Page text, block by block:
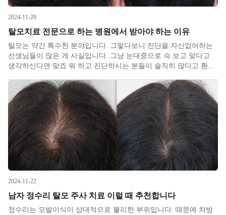
2024-11-28
탈모치료 전문으로 하는 병원에서 받아야 하는 이유
탈모는 약간 특수한 분야입니다. 그렇다보니 진단을 자신없어하는
선생님들이 많은 게 사실입니다. 그냥 눈대중으로 슥 보고 맞다고
생각하신다면 맞죠 뭐 하고 진단하시는 분들이 솔직히 많다고 환자
안드로겐성 남성형 여성형이 아닌 오만 진단명의 총집합이라고 보
면 되고 세
2024-11-22
남자 정수리 탈모 주사 치료 이럴 때 추천합니다
정수리는 모발이식이 상대적으로 불리한 부위입니다. 때문에 처방